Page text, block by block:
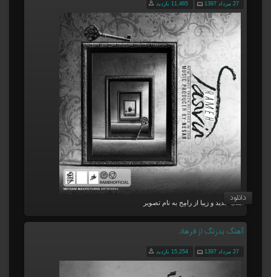
27 مرداد 1397 11,465 بازدید
آهنگ جدید و زیبا از رامِح به نام تصویر
دانلود
آهنگ بدرنگ از فرهاد
27 مرداد 1397 15,254 بازدید